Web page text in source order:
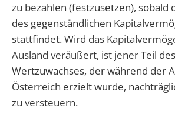
zu bezahlen (festzusetzen), sobald
des gegenständlichen
stattfindet. Wird das
Ausland veräußert, ist jener Teil des
Wertzuwachses, der während der
Österreich erzielt wurde,
zu versteuern.